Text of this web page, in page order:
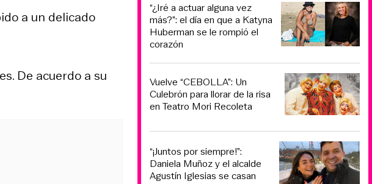
a un delicado
De acuerdo a su
“¿Iré a actuar alguna vez
más?”: el día en que a Katyna
Huberman se le rompió el
corazón
Vuelve “CEBOLLA”: Un
Culebrón para llorar de la risa
en Teatro Mori Recoleta
“¡Juntos por siempre!”:
Daniela Muñoz y el alcalde
Agustín Iglesias se casan